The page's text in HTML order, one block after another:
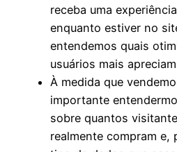
receba uma
enquanto estiver no
entendemos quais
usuários mais
À medida que
importante
sobre quantos
realmente compram e,